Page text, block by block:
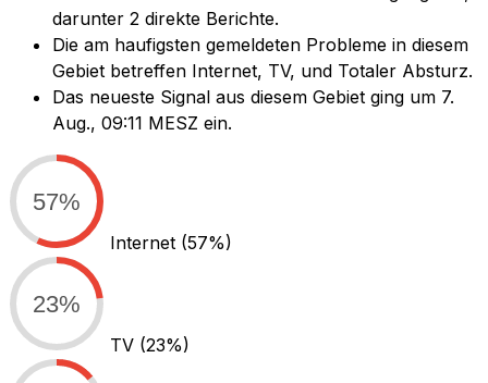
darunter 2 direkte Berichte.
Die am haufigsten gemeldeten Probleme in diesem
Gebiet betreffen Internet, TV, und Totaler Absturz.
Das neueste Signal aus diesem Gebiet ging um 7.
Aug., 09:11 MESZ ein.
57%
Internet (57%)
23%
TV (23%)